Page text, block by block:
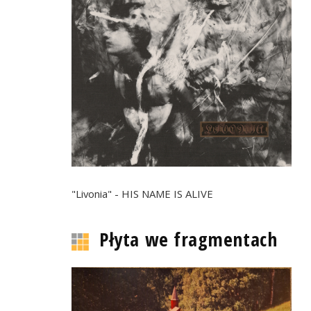
"Livonia" - HIS NAME IS ALIVE
Płyta we fragmentach